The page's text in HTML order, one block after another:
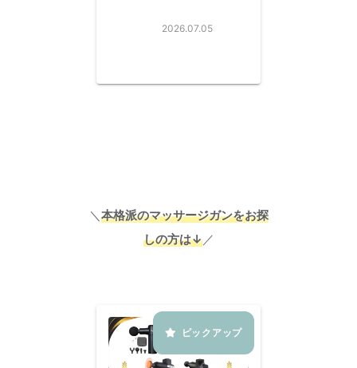
2026.07.05
＼ 本格派のマッサージガンをお探
しの方は↓／